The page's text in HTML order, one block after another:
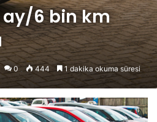
ay/6 bin km
0 444 1 dakika okuma süresi